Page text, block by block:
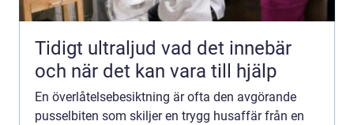
Tidigt ultraljud vad det innebär
och när det kan vara till hjälp
En överlåtelsebesiktning är ofta den avgörande
pusselbiten som skiljer en trygg husaffär från en